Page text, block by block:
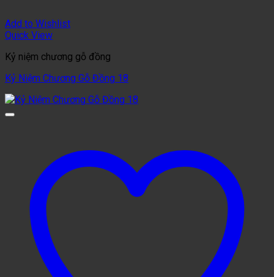
Add to Wishlist
Quick View
Kỷ niệm chương gỗ đồng
Kỷ Niệm Chương Gỗ Đồng 18